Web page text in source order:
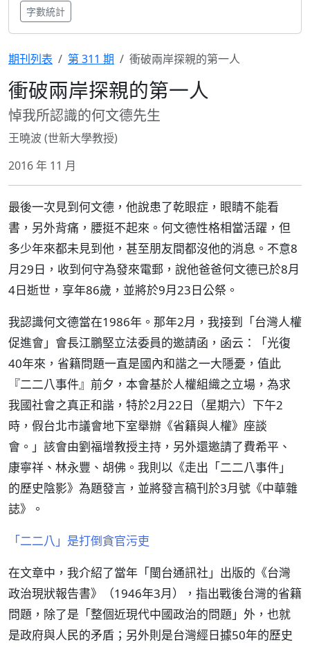
字數統計
期刊列表 第 311 期 衝破兩岸探親的第一人
衝破兩岸探親的第一人
悼我所認識的何文德先生
王曉波 (世新大學教授)
2016 年 11 月
最後一次見到何文德，他說患了乾眼症，眼睛不能看
書，另外背痛，腰挺不起來。何文德性格相當活躍，但
多少年來都未見到他，甚至朋友間都沒他的消息。不意8
月29日，收到何守為發來電郵，說他爸爸何文德已於8月
4日逝世，享年86歲，並將於9月23日公祭。
我認識何文德當在1986年。那年2月，我接到「台灣人權
促進會」會長江鵬堅立法委員的邀請函，函云：「光復
40年來，省籍問題一直是國內和諧之一大隱憂，值此
『二二八事件』前夕，本會基於人權組織之立場，為求
我國社會之真正和諧，特於2月22日（星期六）下午2
時，假台北市議會地下室舉辦《省籍與人權》座談
會。」該會由劉福增教授主持，另外還邀請了費希平、
康寧祥、林永豐、胡佛。我則以《走出「二二八事件」
的歷史陰影》為題發言，並將發言稿刊於3月號《中華雜
誌》。
「二二八」是打倒貪官污吏
在文章中，我介紹了當年「閩台通訊社」出版的《台灣
政治現狀報告書》（1946年3月），指出戰後台灣的省籍
問題，除了是「整個近現代中國政治的問題」外，也就
是政府與人民的矛盾；另外則是台灣經日據50年的歷史